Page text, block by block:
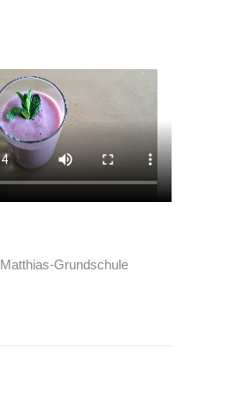
Grundschule